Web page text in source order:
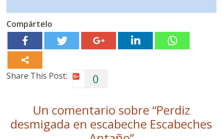
Compártelo
Share This Post: 0
Un comentario sobre “Perdiz
desmigada en escabeche Escabeches